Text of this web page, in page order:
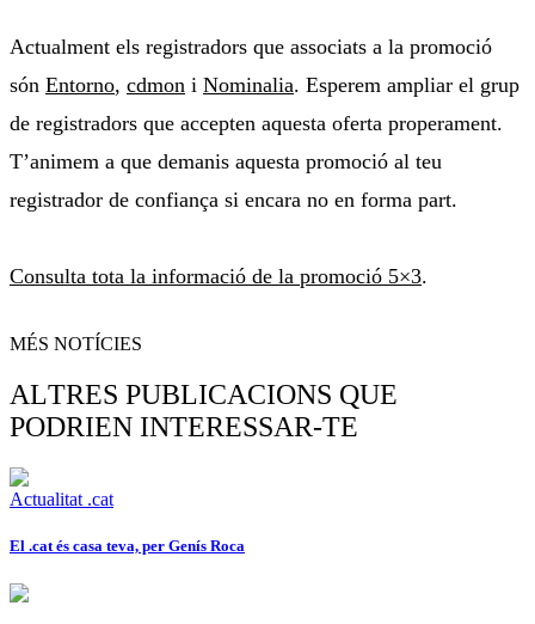
Actualment els registradors que associats a la promoció
són Entorno, cdmon i Nominalia. Esperem ampliar el grup
de registradors que accepten aquesta oferta properament.
T’animem a que demanis aquesta promoció al teu
registrador de confiança si encara no en forma part.
Consulta tota la informació de la promoció 5×3.
MÉS NOTÍCIES
ALTRES PUBLICACIONS QUE
PODRIEN INTERESSAR-TE
Actualitat .cat
El .cat és casa teva, per Genís Roca